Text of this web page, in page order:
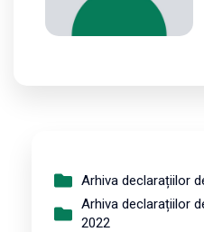
Arhiva declarațiilor
Arhiva declarațiilor
2022